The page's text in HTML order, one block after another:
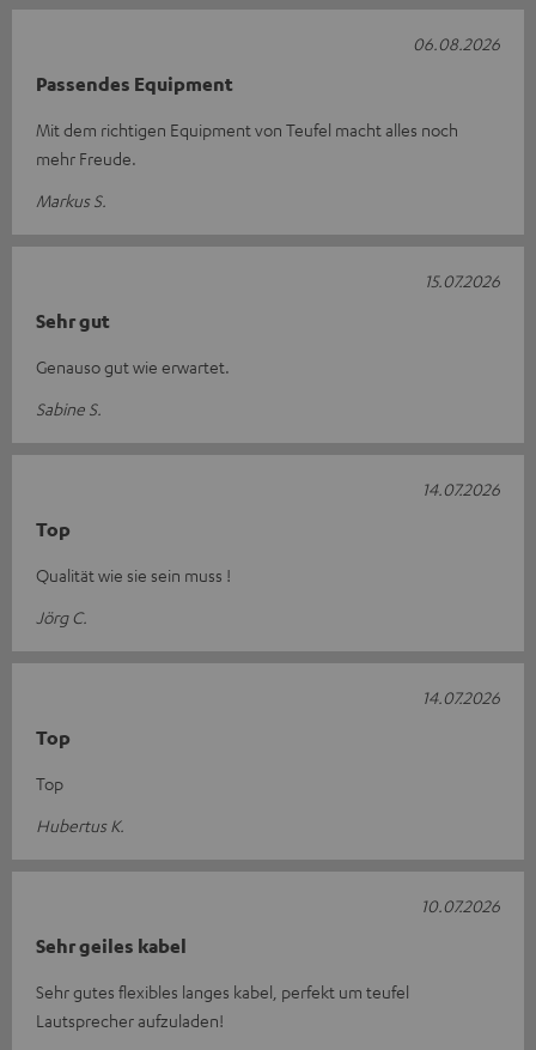
Passendes Equipment
Mit dem richtigen Equipment von Teufel macht alles noch
mehr Freude.
Markus S.
06.08.2026
Sehr gut
Genauso gut wie erwartet.
Sabine S.
15.07.2026
Top
Qualität wie sie sein muss !
Jörg C.
14.07.2026
Top
Top
Hubertus K.
14.07.2026
Sehr geiles kabel
Sehr gutes flexibles langes kabel, perfekt um teufel
Lautsprecher aufzuladen!
10.07.2026